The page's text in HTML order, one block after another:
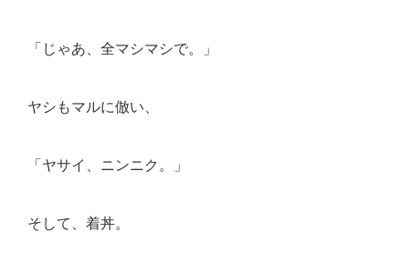
「じゃあ、全マシマシで。」
ヤシもマルに倣い、
「ヤサイ、ニンニク。」
そして、着丼。